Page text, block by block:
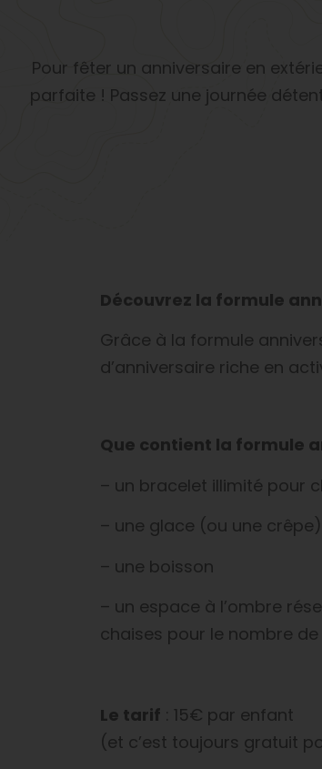
Pour fêter un anniversaire en
parfaite ! Passez une journée
Découvrez la formule
Grâce à la formule
d’anniversaire riche en
Que contient la formule
– un bracelet illimité pour
– une glace (ou une crêpe)
– une boisson
– un espace à l’ombre
chaises pour le nombre
Le tarif : 15€ par enfant
(et c’est toujours gratuit